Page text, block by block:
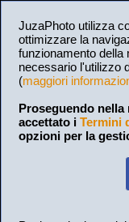
JuzaPhoto utilizza
ottimizzare la
funzionamento della
necessario l'utilizzo
(maggiori
Proseguendo
accettato i Termini
opzioni per la